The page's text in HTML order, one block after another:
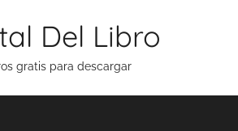
Del Libro
gratis para descargar